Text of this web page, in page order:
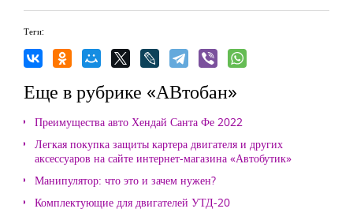
Теги:
Еще в рубрике «АВтобан»
Преимущества авто Хендай Санта Фе 2022
Легкая покупка защиты картера двигателя и других
аксессуаров на сайте интернет-магазина «Автобутик»
Манипулятор: что это и зачем нужен?
Комплектующие для двигателей УТД-20